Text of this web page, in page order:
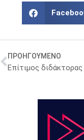
ΠΡΟΗΓΟΥΜΕΝΟ